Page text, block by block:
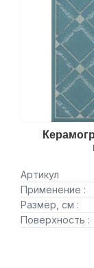
Артикул
Применение :
Размер, см :
Поверхность :